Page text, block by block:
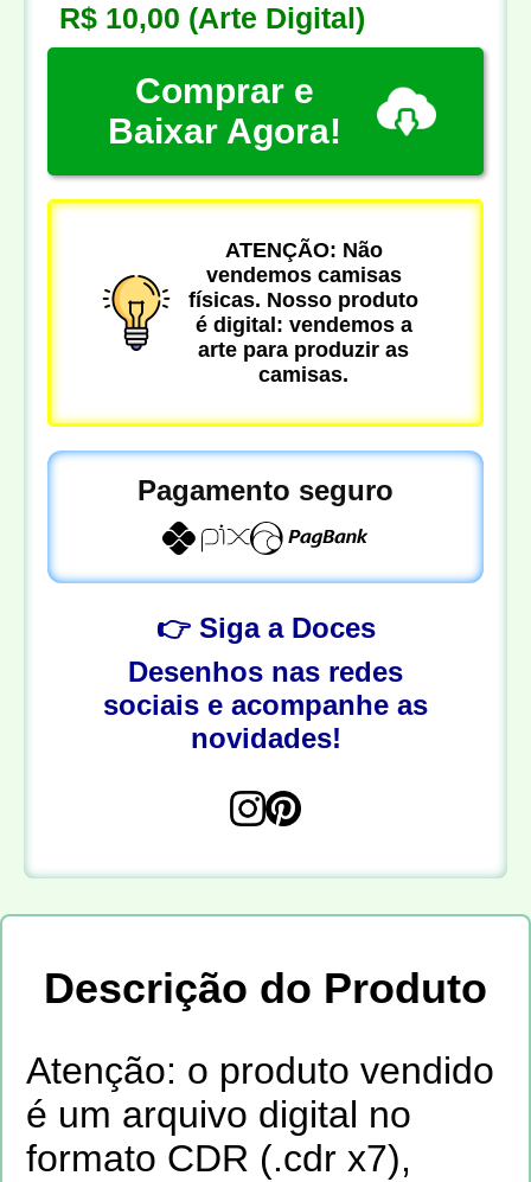
R$ 10,00 (Arte Digital)
Comprar e
Baixar Agora!
ATENÇÃO: Não
vendemos camisas
físicas. Nosso produto
é digital: vendemos a
arte para produzir as
camisas.
Pagamento seguro
👉 Siga a Doces
Desenhos nas redes
sociais e acompanhe as
novidades!
Descrição do Produto
Atenção: o produto vendido
é um arquivo digital no
formato CDR (.cdr x7),